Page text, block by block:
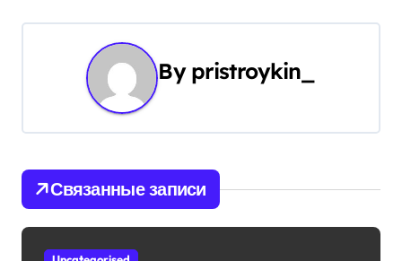
а
я
п
о
з
By pristroykin_
Связанные записи